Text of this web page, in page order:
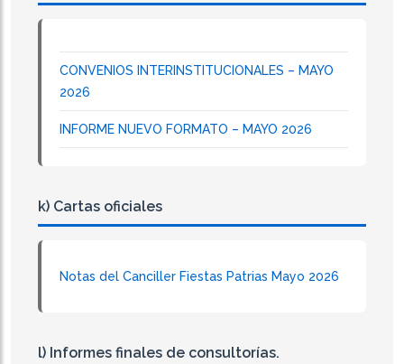
CONVENIOS INTERINSTITUCIONALES – MAYO
2026
INFORME NUEVO FORMATO – MAYO 2026
k) Cartas oficiales
Notas del Canciller Fiestas Patrias Mayo 2026
l) Informes finales de consultorías.